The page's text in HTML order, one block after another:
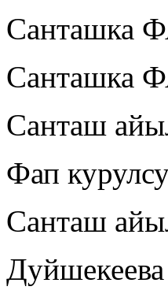
Санташка
Санташка
Санташ
Фап
Санташ